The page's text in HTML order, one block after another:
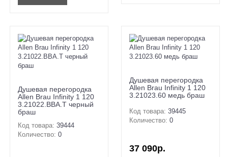
Душевая перегородка
Allen Brau Infinity 1 120
3.21022.BBA.T черный
браш
Код товара: 39444
Количество: 0
Душевая перегородка
Allen Brau Infinity 1 120
3.21023.60 медь браш
Код товара: 39445
Количество: 0
37 090р.